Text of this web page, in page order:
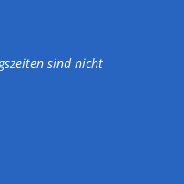
sind nicht